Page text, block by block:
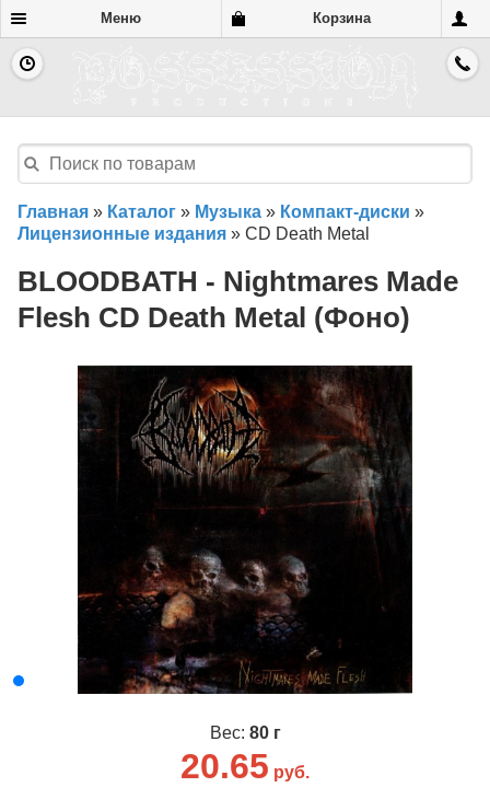
Меню Корзина
Главная » Каталог » Музыка » Компакт-диски »
Лицензионные издания » CD Death Metal
BLOODBATH - Nightmares Made
Flesh CD Death Metal (Фоно)
Вес: 80 г
20.65 руб.